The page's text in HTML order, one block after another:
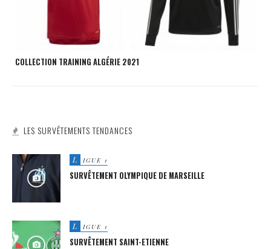
COLLECTION TRAINING ALGÉRIE 2021
LES SURVÊTEMENTS TENDANCES
L IGUE 1
SURVÊTEMENT OLYMPIQUE DE MARSEILLE
L IGUE 1
SURVÊTEMENT SAINT-ETIENNE